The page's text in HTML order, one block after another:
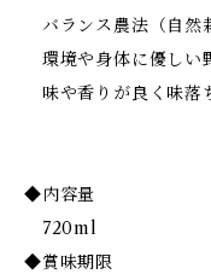
バランス農法（自然
環境や身体に優しい
味や香りが良く味落
◆内容量
720ml
◆賞味期限